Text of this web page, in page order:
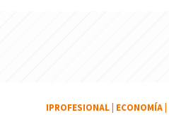
IPROFESIONAL ECONOMÍA